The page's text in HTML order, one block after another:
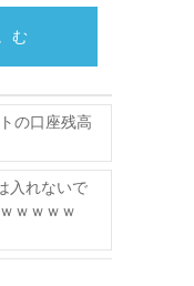
の口座残高
入れないで
ｗｗｗｗ